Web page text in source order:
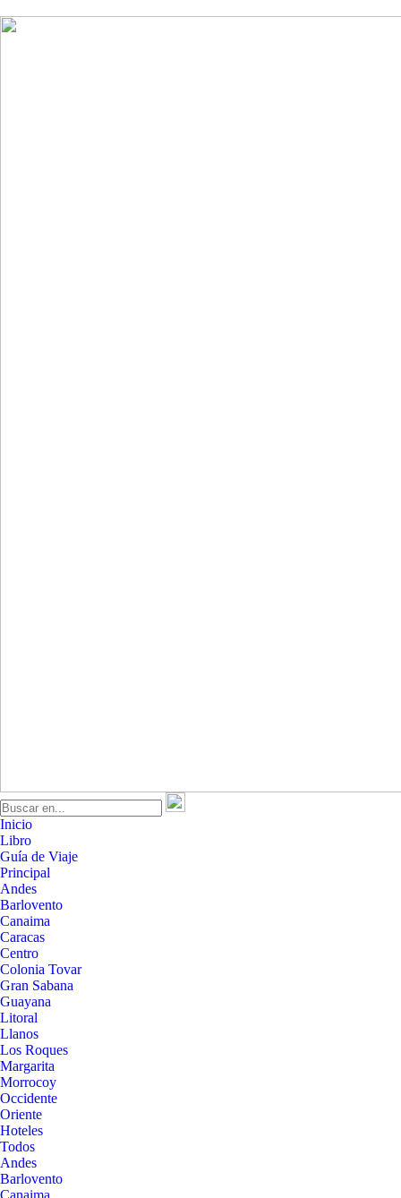
Inicio
Libro
Guía de Viaje
Principal
Andes
Barlovento
Canaima
Caracas
Centro
Colonia Tovar
Gran Sabana
Guayana
Litoral
Llanos
Los Roques
Margarita
Morrocoy
Occidente
Oriente
Hoteles
Todos
Andes
Barlovento
Canaima